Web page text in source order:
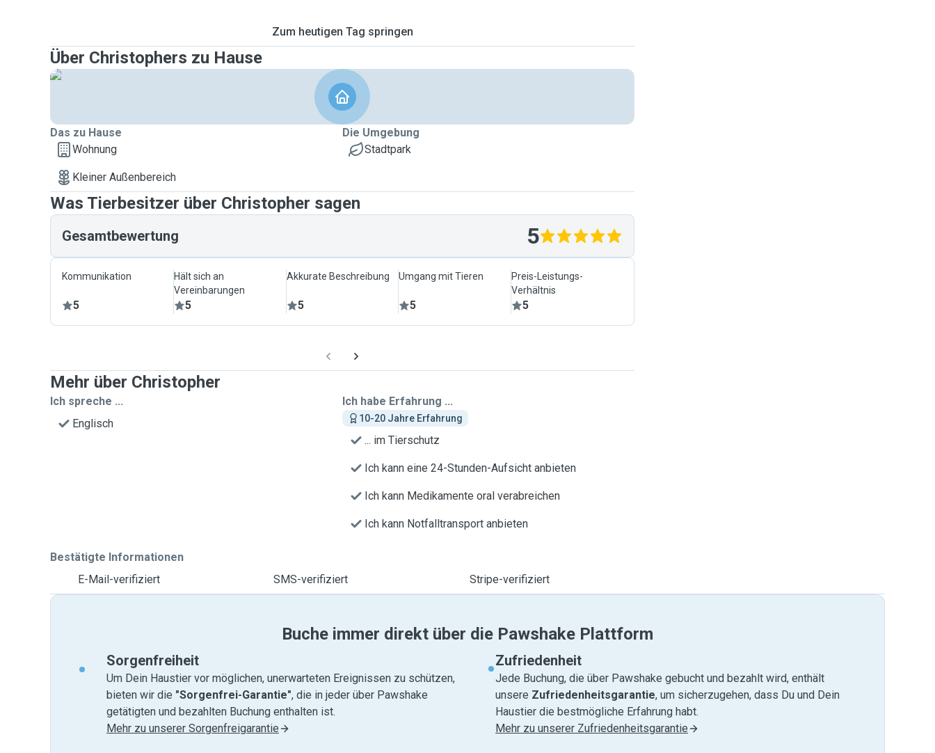
Zum heutigen Tag springen
Über Christophers zu Hause
Das zu Hause
Wohnung
Kleiner Außenbereich
Die Umgebung
Stadtpark
Was Tierbesitzer über Christopher sagen
Gesamtbewertung 5
Kommunikation
5
Hält sich an
Vereinbarungen
5
Akkurate Beschreibung
5
Umgang mit Tieren
5
Preis-Leistungs-
Verhältnis
5
Mehr über Christopher
Ich spreche ...
Englisch
Ich habe Erfahrung ...
10-20 Jahre Erfahrung
... im Tierschutz
Ich kann eine 24-Stunden-Aufsicht anbieten
Ich kann Medikamente oral verabreichen
Ich kann Notfalltransport anbieten
Bestätigte Informationen
E-Mail-verifiziert
SMS-verifiziert Stripe-verifiziert
Buche immer direkt über die Pawshake Plattform
Sorgenfreiheit
Um Dein Haustier vor möglichen, unerwarteten Ereignissen zu schützen,
bieten wir die "Sorgenfrei-Garantie", die in jeder über Pawshake
getätigten und bezahlten Buchung enthalten ist.
Mehr zu unserer Sorgenfreigarantie
Zufriedenheit
Jede Buchung, die über Pawshake gebucht und bezahlt wird, enthält
unsere Zufriedenheitsgarantie, um sicherzugehen, dass Du und Dein
Haustier die bestmögliche Erfahrung habt.
Mehr zu unserer Zufriedenheitsgarantie